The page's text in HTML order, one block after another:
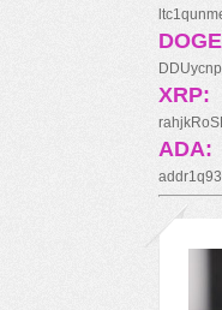
XRP:
ADA: